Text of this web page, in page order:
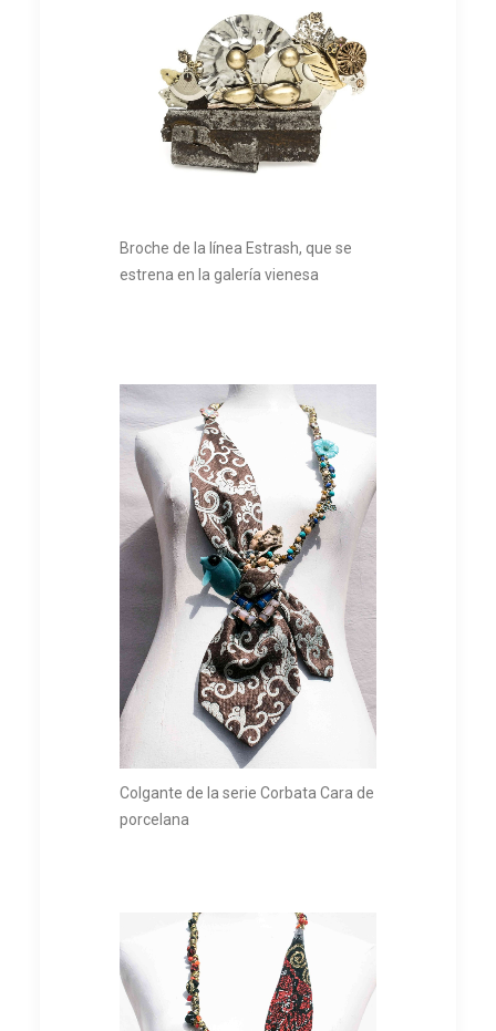
Broche de la línea Estrash, que se
estrena en la galería vienesa
Colgante de la serie Corbata Cara de
porcelana